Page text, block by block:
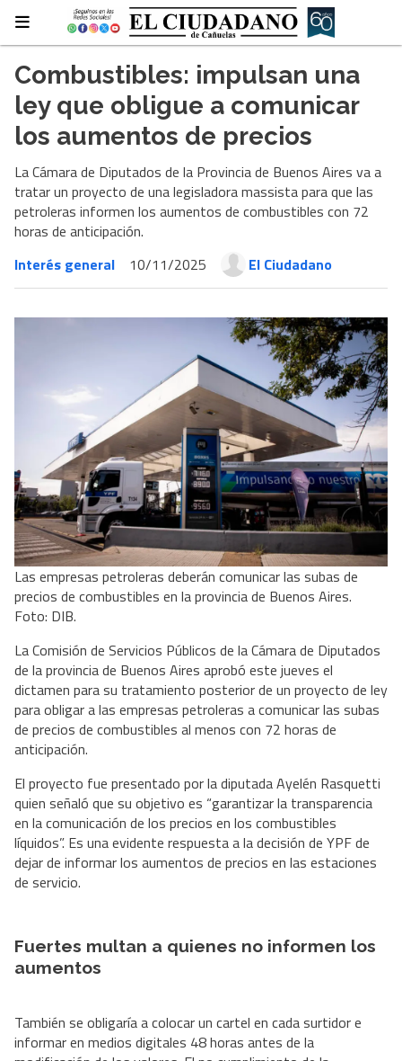
Combustibles: impulsan una
ley que obligue a comunicar
los aumentos de precios
La Cámara de Diputados de la Provincia de Buenos Aires va a
tratar un proyecto de una legisladora massista para que las
petroleras informen los aumentos de combustibles con 72
horas de anticipación.
Interés general
10/11/2025 El Ciudadano
Las empresas petroleras deberán comunicar las subas de
precios de combustibles en la provincia de Buenos Aires.
Foto: DIB.
La Comisión de Servicios Públicos de la Cámara de Diputados
de la provincia de Buenos Aires aprobó este jueves el
dictamen para su tratamiento posterior de un proyecto de ley
para obligar a las empresas petroleras a comunicar las subas
de precios de combustibles al menos con 72 horas de
anticipación.
El proyecto fue presentado por la diputada Ayelén Rasquetti
quien señaló que su objetivo es “garantizar la transparencia
en la comunicación de los precios en los combustibles
líquidos”. Es una evidente respuesta a la decisión de YPF de
dejar de informar los aumentos de precios en las estaciones
de servicio.
Fuertes multan a quienes no informen los
aumentos
También se obligaría a colocar un cartel en cada surtidor e
informar en medios digitales 48 horas antes de la